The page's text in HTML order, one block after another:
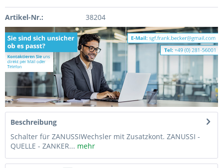
Artikel-Nr.: 38204
Beschreibung
Schalter für ZANUSSIWechsler mit Zusatzkont. ZANUSSI -
QUELLE - ZANKER... mehr